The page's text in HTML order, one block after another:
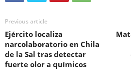
Previous article
Ejército localiza
narcolaboratorio en Chila
de la Sal tras detectar
fuerte olor a químicos